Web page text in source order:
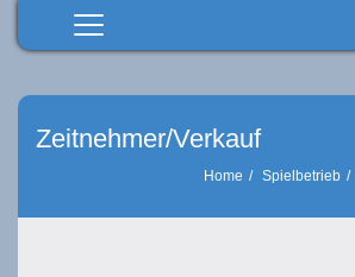
Zeitnehmer/Verkauf
Home Spielbetrieb